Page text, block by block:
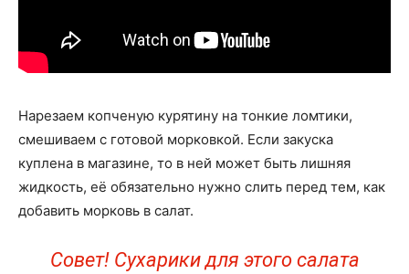
Нарезаем копченую курятину на тонкие ломтики,
смешиваем с готовой морковкой. Если закуска
куплена в магазине, то в ней может быть лишняя
жидкость, её обязательно нужно слить перед тем, как
добавить морковь в салат.
Совет! Сухарики для этого салата